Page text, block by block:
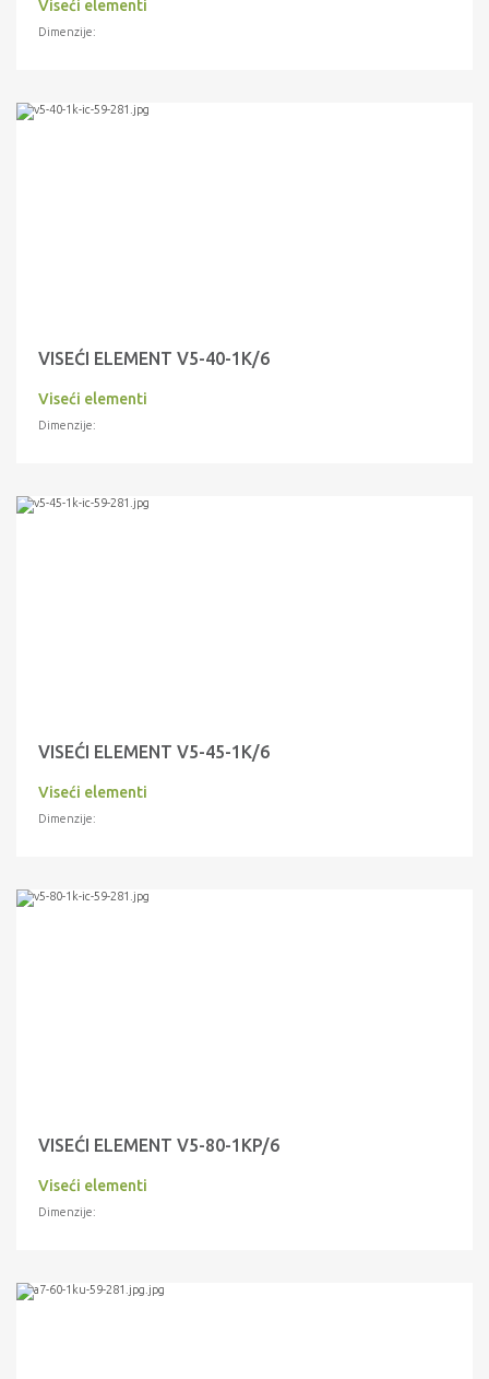
Viseći elementi
Dimenzije:
VISEĆI ELEMENT V5-40-1K/6
Viseći elementi
Dimenzije:
VISEĆI ELEMENT V5-45-1K/6
Viseći elementi
Dimenzije:
VISEĆI ELEMENT V5-80-1KP/6
Viseći elementi
Dimenzije: